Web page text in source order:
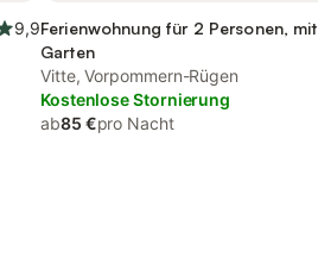
9,9Ferienwohnung für 2 Personen, mit
Garten
Vitte, Vorpommern-Rügen
Kostenlose Stornierung
ab85 €pro Nacht